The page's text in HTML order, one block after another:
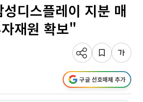
디스플레이 지분 매
재원 확보"
구글 선호매체 추가